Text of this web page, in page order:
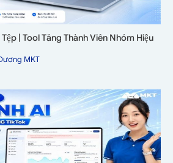
| Tool Tăng Thành Viên Nhóm Hiệu
MKT